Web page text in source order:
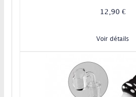
12,90 €
Voir détails